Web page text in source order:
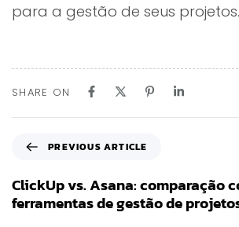
para a gestão de seus projetos.
SHARE ON
PREVIOUS ARTICLE
ClickUp vs. Asana: comparação
ferramentas de gestão de